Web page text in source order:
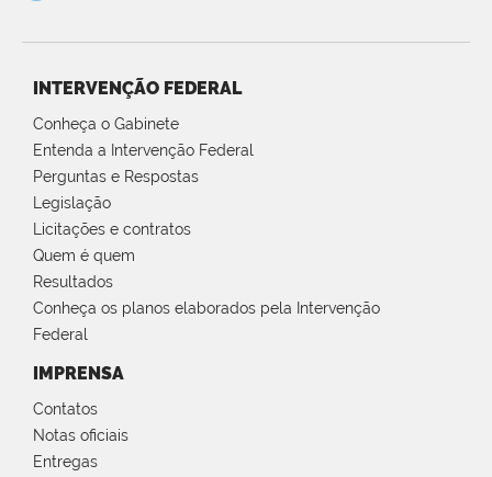
INTERVENÇÃO FEDERAL
Conheça o Gabinete
Entenda a Intervenção Federal
Perguntas e Respostas
Legislação
Licitações e contratos
Quem é quem
Resultados
Conheça os planos elaborados pela Intervenção
Federal
IMPRENSA
Contatos
Notas oficiais
Entregas